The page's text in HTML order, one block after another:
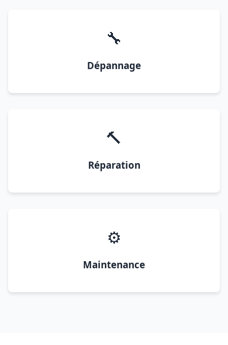
🔧
Dépannage
🔨
Réparation
⚙️
Maintenance